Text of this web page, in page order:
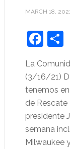
MARCH 18,
La
(3/16/21)
tenemos
de Rescate
presidente
semana
Milwaukee